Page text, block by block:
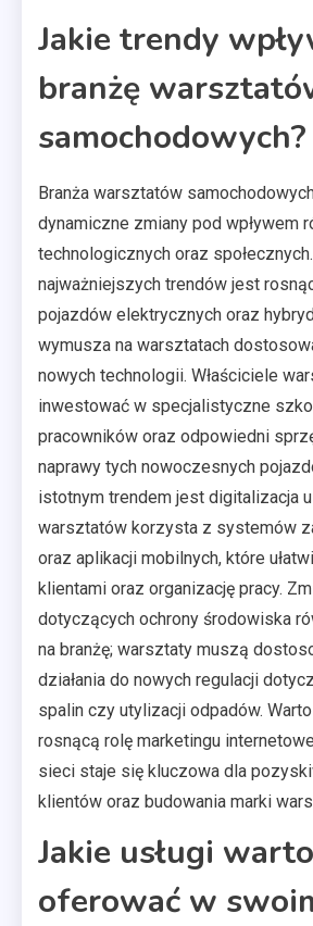
Jakie trendy
branżę
samochodowych?
Branża warsztatów
dynamiczne zmiany pod wpływem
technologicznych oraz
najważniejszych trendów jest
pojazdów elektrycznych oraz
wymusza na warsztatach
nowych technologii. Właściciele
inwestować w specjalistyczne
pracowników oraz odpowiedni
naprawy tych nowoczesnych
istotnym trendem jest digitalizacja
warsztatów korzysta z systemów
oraz aplikacji mobilnych, które
klientami oraz organizację pracy.
dotyczących ochrony środowiska
na branżę; warsztaty muszą
działania do nowych regulacji
spalin czy utylizacji odpadów.
rosnącą rolę marketingu
sieci staje się kluczowa dla
klientów oraz budowania marki
Jakie usługi warto
oferować w